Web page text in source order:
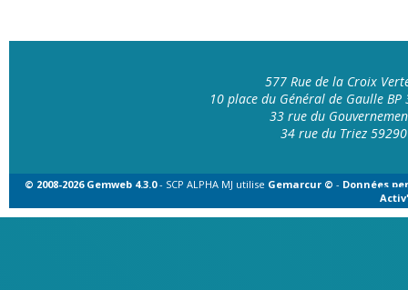
577 Rue de la Croix
10 place du Général de Gaulle BP
33 rue du
34 rue du Triez 59290
© 2008-2026 Gemweb 4.3.0- SCP ALPHA MJ utilise Gemarcur © - Données